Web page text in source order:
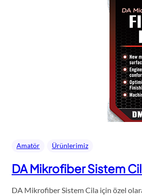
Amatör Ürünlerimiz
DA Mikrofiber Sistem
DA Mikrofiber Sistem Cila için özel